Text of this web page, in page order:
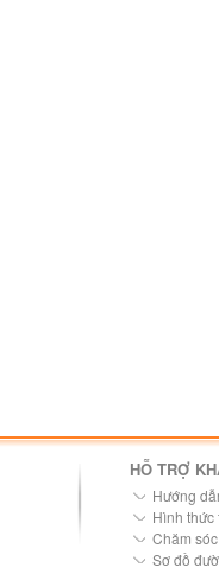
HỖ TRỢ
Hướng
Hình thức
Chăm
Sơ đồ